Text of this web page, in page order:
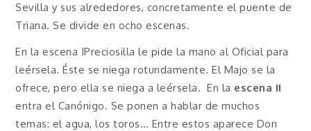
Sevilla y sus alrededores, concretamente el puente de
Triana. Se divide en ocho escenas.
En la escena IPreciosilla le pide la mano al Oficial para
leérsela. Éste se niega rotundamente. El Majo se la
ofrece, pero ella se niega a leérsela. En la escena II
entra el Canónigo. Se ponen a hablar de muchos
temas: el agua, los toros… Entre estos aparece Don